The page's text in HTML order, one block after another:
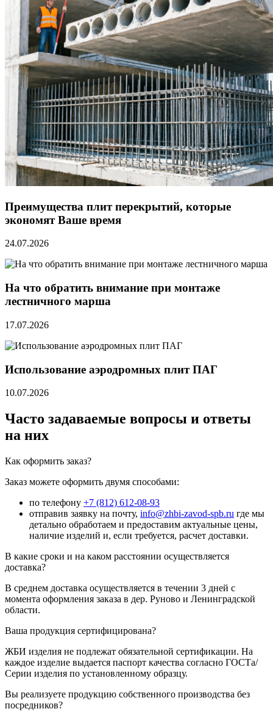
Преимущества плит перекрытий, которые
экономят Ваше время
24.07.2026
На что обратить внимание при монтаже
лестничного марша
17.07.2026
Использование аэродромных плит ПАГ
10.07.2026
Часто задаваемые вопросы и ответы
на них
Как оформить заказ?
Заказ можете оформить двумя способами:
по телефону +7 (812) 612-08-93
отправив заявку на почту, info@zhbi-zavod-spb.ru где мы
детально обработаем и предоставим актуальные цены,
наличие изделий и, если требуется, расчет доставки.
В какие сроки и на каком расстоянии осуществляется
доставка?
В среднем доставка осуществляется в течении 3 дней с
момента оформления заказа в дер. Руново и Ленинградской
области.
Ваша продукция сертифицирована?
ЖБИ изделия не подлежат обязательной сертификации. На
каждое изделие выдается паспорт качества согласно ГОСТа/
Серии изделия по установленному образцу.
Вы реализуете продукцию собственного производства без
посредников?